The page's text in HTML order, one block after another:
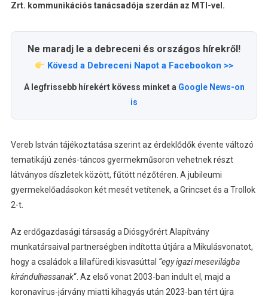
Zrt. kommunikációs tanácsadója szerdán az MTI-vel.
Ne maradj le a debreceni és országos hírekről!
Kövesd a Debreceni Napot a Facebookon >>
A legfrissebb hírekért kövess minket a Google News-on
is
Vereb István tájékoztatása szerint az érdeklődők évente változó
tematikájú zenés-táncos gyermekműsoron vehetnek részt
látványos díszletek között, fűtött nézőtéren. A jubileumi
gyermekelőadásokon két mesét vetítenek, a Grincset és a Trollok
2-t.
Az erdőgazdasági társaság a Diósgyőrért Alapítvány
munkatársaival partnerségben indította útjára a Mikulásvonatot,
hogy a családok a lillafüredi kisvasúttal “egy igazi mesevilágba
kirándulhassanak“. Az első vonat 2003-ban indult el, majd a
koronavírus-járvány miatti kihagyás után 2023-ban tért újra